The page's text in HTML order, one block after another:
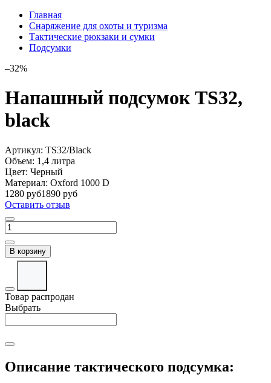
Главная
Снаряжение для охоты и туризма
Тактические рюкзаки и сумки
Подсумки
–32%
Напашный подсумок TS32,
black
Артикул: TS32/Black
Объем: 1,4 литра
Цвет: Черный
Материал: Oxford 1000 D
1280 руб1890 руб
Оставить отзыв
В корзину
Товар распродан
Выбрать
Описание тактического подсумка: